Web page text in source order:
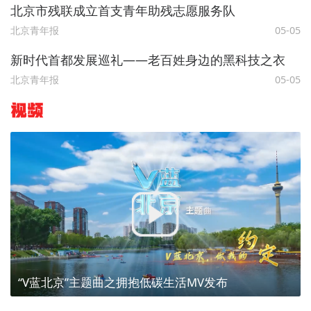
北京市残联成立首支青年助残志愿服务队
北京青年报 05-05
新时代首都发展巡礼——老百姓身边的黑科技之衣
北京青年报 05-05
视频
“V蓝北京”主题曲之拥抱低碳生活MV发布